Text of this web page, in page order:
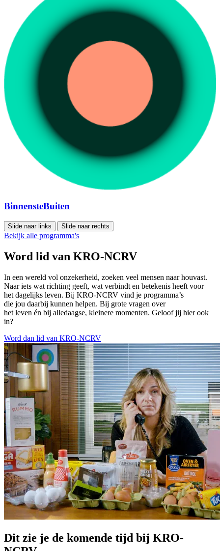
BinnensteBuiten
Slide naar links Slide naar rechts
Bekijk alle programma's
Word lid van KRO-NCRV
In een wereld vol onzekerheid, zoeken veel mensen naar houvast.
Naar iets wat richting geeft, wat verbindt en betekenis heeft voor
het dagelijks leven. Bij KRO-NCRV vind je programma’s
die jou daarbij kunnen helpen. Bij grote vragen over
het leven én bij alledaagse, kleinere momenten. Geloof jij hier ook
in?
Word dan lid van KRO-NCRV
Dit zie je de komende tijd bij KRO-